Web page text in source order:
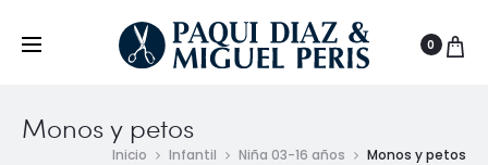
0
Monos y petos
Inicio Infantil Niña 03-16 años Monos y petos